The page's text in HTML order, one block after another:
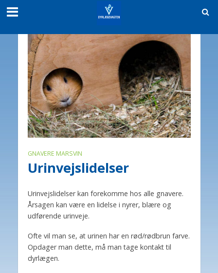
GNAVERE MARSVIN
Urinvejslidelser
Urinvejslidelser kan forekomme hos alle gnavere.
Årsagen kan være en lidelse i nyrer, blære og
udførende urinveje.
Ofte vil man se, at urinen har en rød/rødbrun farve.
Opdager man dette, må man tage kontakt til
dyrlægen.